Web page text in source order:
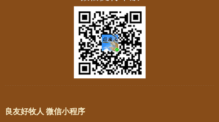
良友好牧人 微信小程序